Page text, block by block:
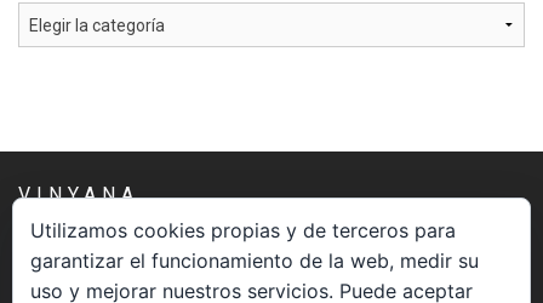
Categorías
VINYANA
Una asociación constituida sin ánimo de lucro cuya misión
es atender los aspectos espirituales relacionados con el
Utilizamos cookies propias y de terceros para
garantizar el funcionamiento de la web, medir su
uso y mejorar nuestros servicios. Puede aceptar